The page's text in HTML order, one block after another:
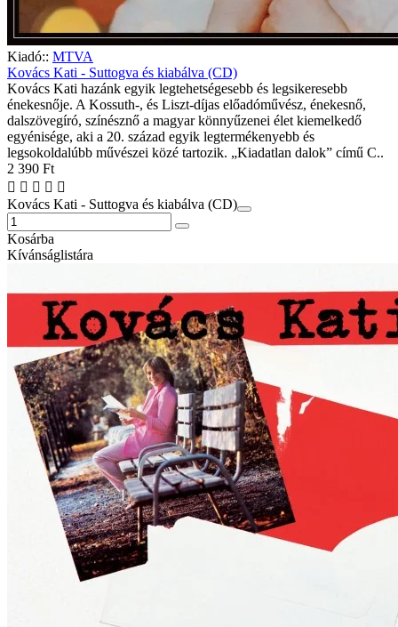
Kiadó:: MTVA
Kovács Kati - Suttogva és kiabálva (CD)
Kovács Kati hazánk egyik legtehetségesebb és legsikeresebb
énekesnője. A Kossuth-, és Liszt-díjas előadóművész, énekesnő,
dalszövegíró, színésznő a magyar könnyűzenei élet kiemelkedő
egyénisége, aki a 20. század egyik legtermékenyebb és
legsokoldalúbb művészei közé tartozik. „Kiadatlan dalok” című C..
2 390 Ft
Kovács Kati - Suttogva és kiabálva (CD)
Kosárba
Kívánságlistára